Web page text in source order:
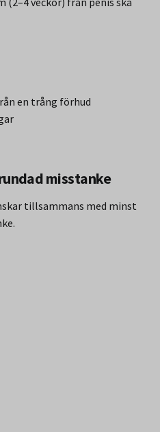
en trång förhud
misstanke
tillsammans med minst